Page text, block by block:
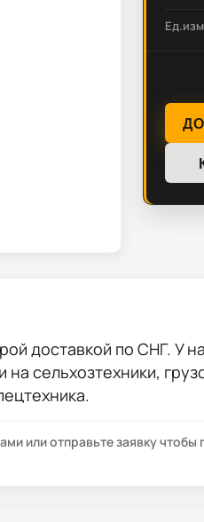
доставкой по СНГ. У
сельхозтехники,
или отправьте заявку